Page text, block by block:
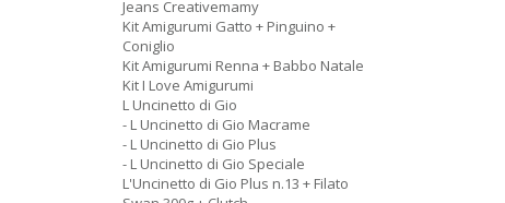
Jeans Creativemamy
Kit Amigurumi Gatto + Pinguino +
Coniglio
Kit Amigurumi Renna + Babbo Natale
Kit I Love Amigurumi
L Uncinetto di Gio
- L Uncinetto di Gio Macrame
- L Uncinetto di Gio Plus
- L Uncinetto di Gio Speciale
L'Uncinetto di Gio Plus n.13 + Filato